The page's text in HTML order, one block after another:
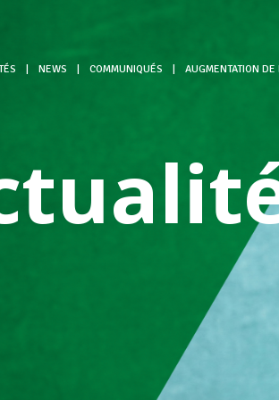
NEWS COMMUNIQUÉS
AUGMENTATION DE